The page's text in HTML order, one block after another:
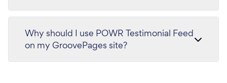
Why should I use POWR Testimonial Feed
on my GroovePages site?